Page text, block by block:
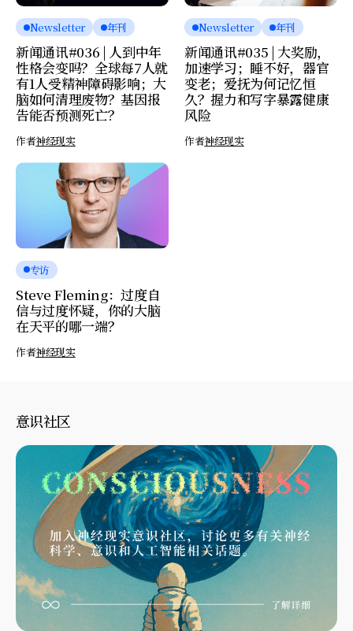
Newsletter 年刊
新闻通讯#036 | 人到中年
性格会变吗？全球每7人就
有1人受精神障碍影响；大
脑如何清理废物？基因报
告能否预测死亡？
作者神经现实
Newsletter 年刊
新闻通讯#035 | 大奖励，
加速学习；睡不好，器官
变老；爱抚为何记忆恒
久？握力和写字暴露健康
风险
作者神经现实
专访
Steve Fleming：过度自
信与过度怀疑，你的大脑
在天平的哪一端？
作者神经现实
意识社区